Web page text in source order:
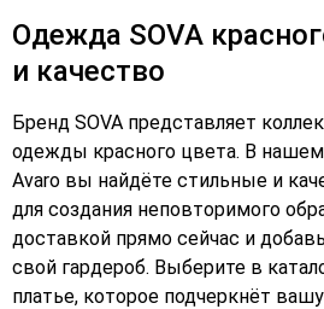
Одежда SOVA
и качество
Бренд SOVA представляет
одежды красного цвета. В
Avaro вы найдёте стильные и
для создания неповторимого
доставкой прямо сейчас и
свой гардероб. Выберите в
платье, которое подчеркнёт